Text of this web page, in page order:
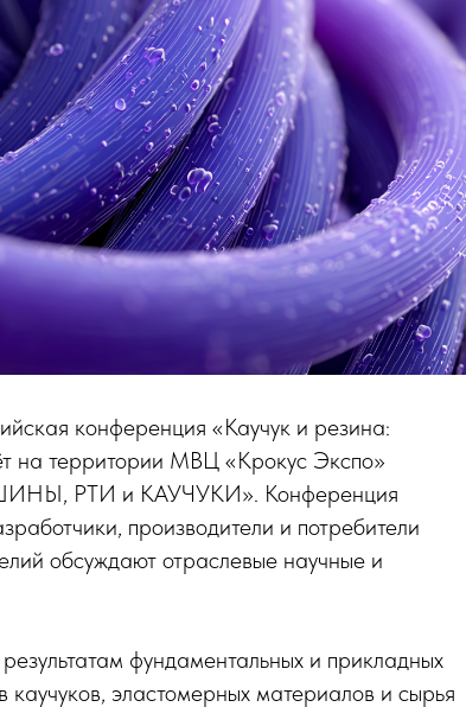
конференция «Каучук и резина:
на территории МВЦ «Крокус Экспо»
РТИ и КАУЧУКИ». Конференция
производители и потребители
обсуждают отраслевые научные и
фундаментальных и прикладных
каучуков, эластомерных материалов и сырья